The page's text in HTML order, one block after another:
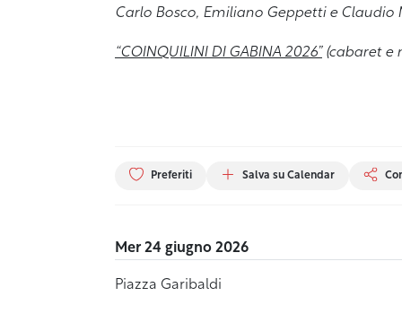
Carlo Bosco, Emiliano Geppetti e Claudio
“COINQUILINI DI GABINA 2026” (cabaret e
Preferiti Salva su Calendar
Mer 24 giugno 2026
Piazza Garibaldi